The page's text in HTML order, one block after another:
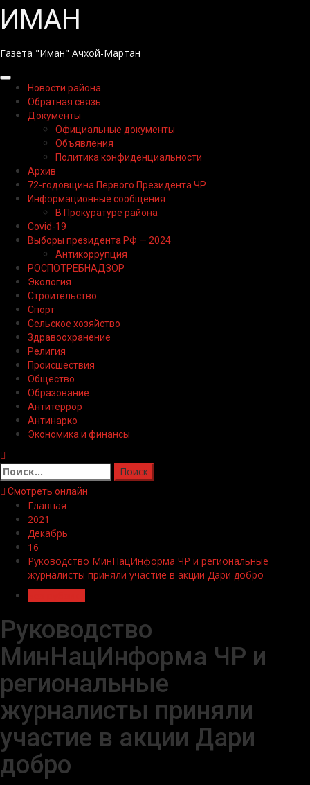
Перейти
содержимому
ИМАН
Газета "Иман" Ачхой-Мартан
Основное
меню
Новости района
Обратная связь
Документы
Официальные документы
Объявления
Политика конфиденциальности
Архив
72-годовщина Первого Президента ЧР
Информационные сообщения
В Прокуратуре района
Covid-19
Выборы президента РФ — 2024
Антикоррупция
РОСПОТРЕБНАДЗОР
Экология
Строительство
Спорт
Сельское хозяйство
Здравоохранение
Религия
Происшествия
Общество
Образование
Антитеррор
Антинарко
Экономика и финансы
Найти:
Смотреть онлайн
Главная
2021
Декабрь
16
Руководство МинНацИнформа ЧР и региональные
журналисты приняли участие в акции Дари добро
Руководство
МинНацИнформа ЧР и
региональные
журналисты приняли
участие в акции Дари
добро